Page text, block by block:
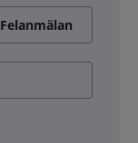
Felanmälan